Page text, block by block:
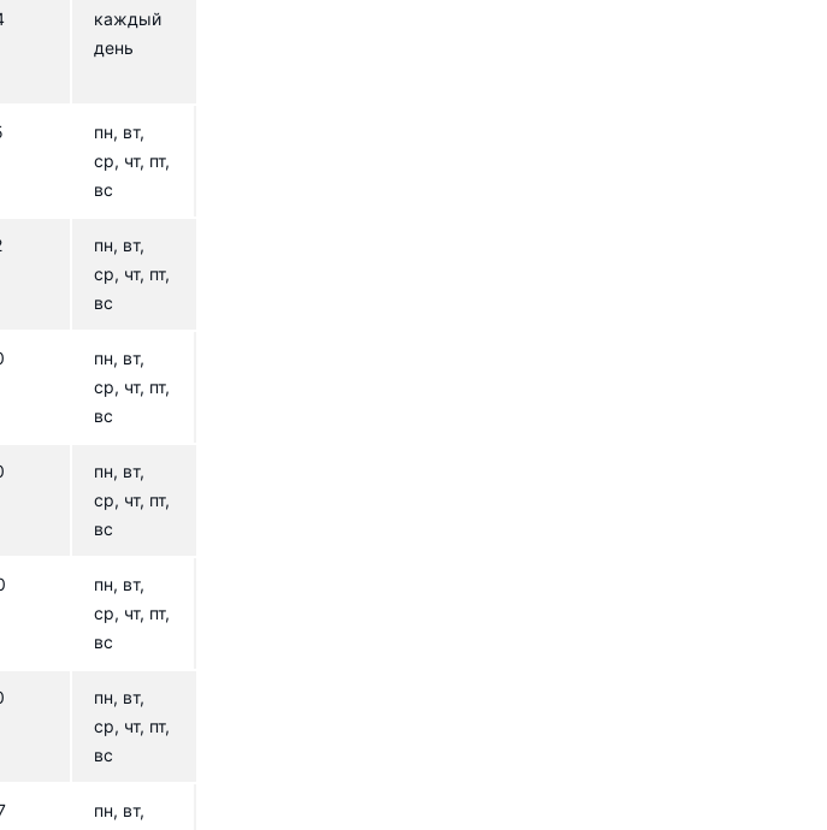
каждый
день
пн, вт,
ср, чт, пт,
вс
пн, вт,
ср, чт, пт,
вс
пн, вт,
ср, чт, пт,
вс
пн, вт,
ср, чт, пт,
вс
пн, вт,
ср, чт, пт,
вс
пн, вт,
ср, чт, пт,
вс
пн, вт,